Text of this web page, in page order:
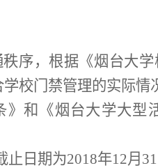
序，根据《烟台大
校门禁管理的实际情
和《烟台大学大型
止日期为2018年12月 31